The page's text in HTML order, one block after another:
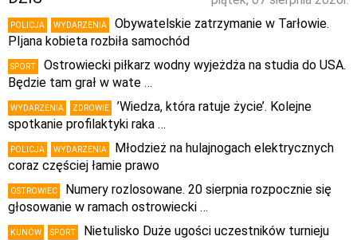
POLICJA WYDARZENIA
Obywatelskie zatrzymanie w Tarłowie.
PIjana kobieta rozbiła samochód
SPORT
Ostrowiecki piłkarz wodny wyjeżdża na studia do USA.
Będzie tam grał w wate …
WYDARZENIA ZDROWIE
’Wiedza, która ratuje życie’. Kolejne
spotkanie profilaktyki raka …
POLICJA WYDARZENIA
Młodzież na hulajnogach elektrycznych
coraz częściej łamie prawo
OSTROWIEC
Numery rozlosowane. 20 sierpnia rozpocznie się
głosowanie w ramach ostrowiecki …
KUNÓW SPORT
Nietulisko Duże ugości uczestników turnieju